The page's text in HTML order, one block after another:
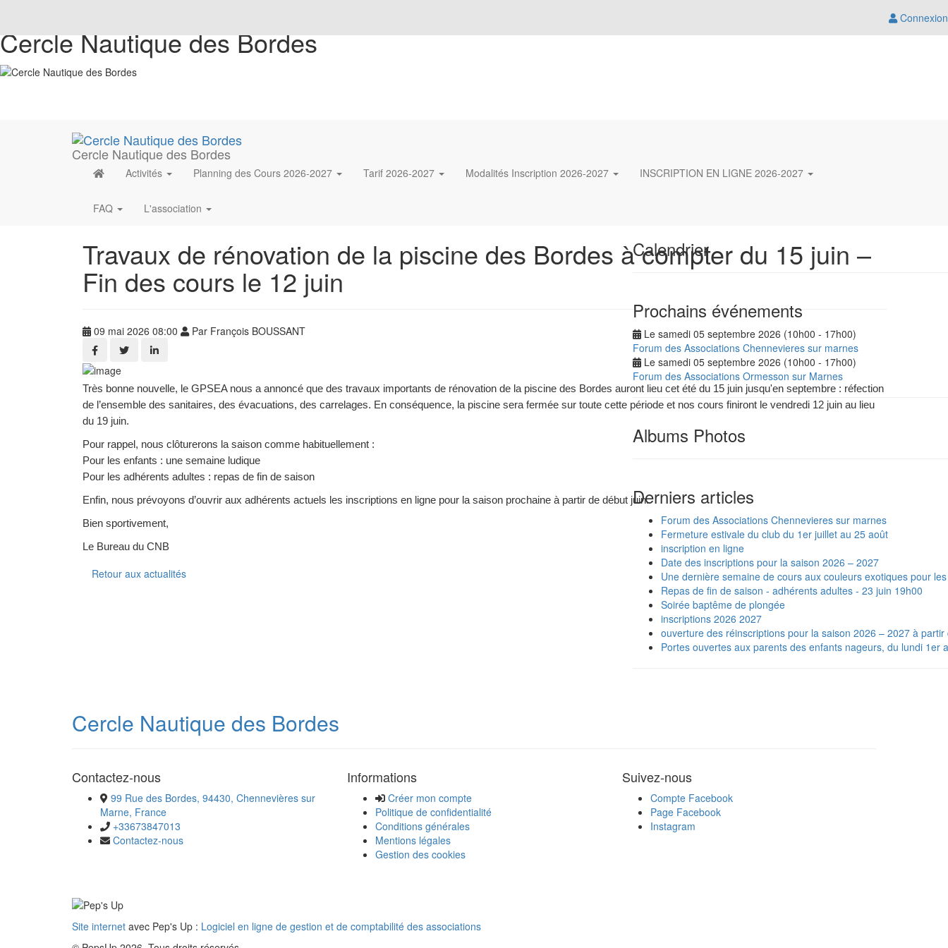
Connexion
Cercle Nautique des Bordes
Cercle Nautique des Bordes
Activités Planning des Cours 2026-2027 Tarif 2026-2027 Modalités Inscription 2026-2027 INSCRIPTION EN LIGNE 2026-2027
FAQ L'association
Travaux de rénovation de la piscine des Bordes à compter du 15 juin –
Fin des cours le 12 juin
09 mai 2026 08:00 Par François BOUSSANT
Très bonne nouvelle, le GPSEA nous a annoncé que des travaux importants de rénovation de la piscine des Bordes auront lieu cet été du 15 juin jusqu'en septembre : réfection
de l’ensemble des sanitaires, des évacuations, des carrelages. En conséquence, la piscine sera fermée sur toute cette période et nos cours finiront le vendredi 12 juin au lieu
du 19 juin.
Pour rappel, nous clôturerons la saison comme habituellement :
Pour les enfants : une semaine ludique
Pour les adhérents adultes : repas de fin de saison
Enfin, nous prévoyons d’ouvrir aux adhérents actuels les inscriptions en ligne pour la saison prochaine à partir de début juin.
Bien sportivement,
Le Bureau du CNB
Retour aux actualités
Calendrier
Prochains événements
Le samedi 05 septembre 2026 (10h00 - 17h00)
Forum des Associations Chennevieres sur marnes
Le samedi 05 septembre 2026 (10h00 - 17h00)
Forum des Associations Ormesson sur Marnes
Albums Photos
Derniers articles
Forum des Associations Chennevieres sur marnes
Fermeture estivale du club du 1er juillet au 25 août
inscription en ligne
Date des inscriptions pour la saison 2026 – 2027
Une dernière semaine de cours aux couleurs exotiques pour
Repas de fin de saison - adhérents adultes - 23 juin 19h00
Soirée baptême de plongée
inscriptions 2026 2027
ouverture des réinscriptions pour la saison 2026 – 2027 à partir
Portes ouvertes aux parents des enfants nageurs, du lundi 1er
Cercle Nautique des Bordes
Contactez-nous
99 Rue des Bordes, 94430, Chennevières sur
Marne, France
+33673847013
Contactez-nous
Informations
Créer mon compte
Politique de confidentialité
Conditions générales
Mentions légales
Gestion des cookies
Suivez-nous
Compte Facebook
Page Facebook
Instagram
Site internet avec Pep's Up : Logiciel en ligne de gestion et de comptabilité des associations